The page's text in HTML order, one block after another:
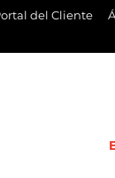
del Cliente